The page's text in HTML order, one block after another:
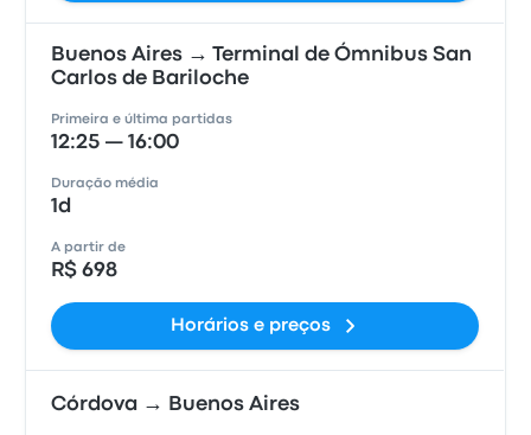
Buenos Aires → Terminal de Ómnibus San
Carlos de Bariloche
Primeira e última partidas
12:25 — 16:00
Duração média
1d
A partir de
R$ 698
Horários e preços
Córdova → Buenos Aires